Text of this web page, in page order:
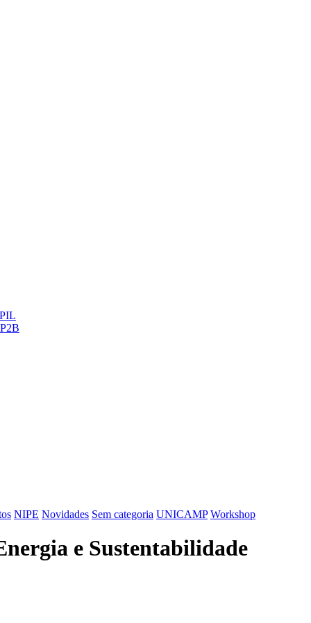
NIPE Novidades Sem categoria UNICAMP Workshop
e Sustentabilidade